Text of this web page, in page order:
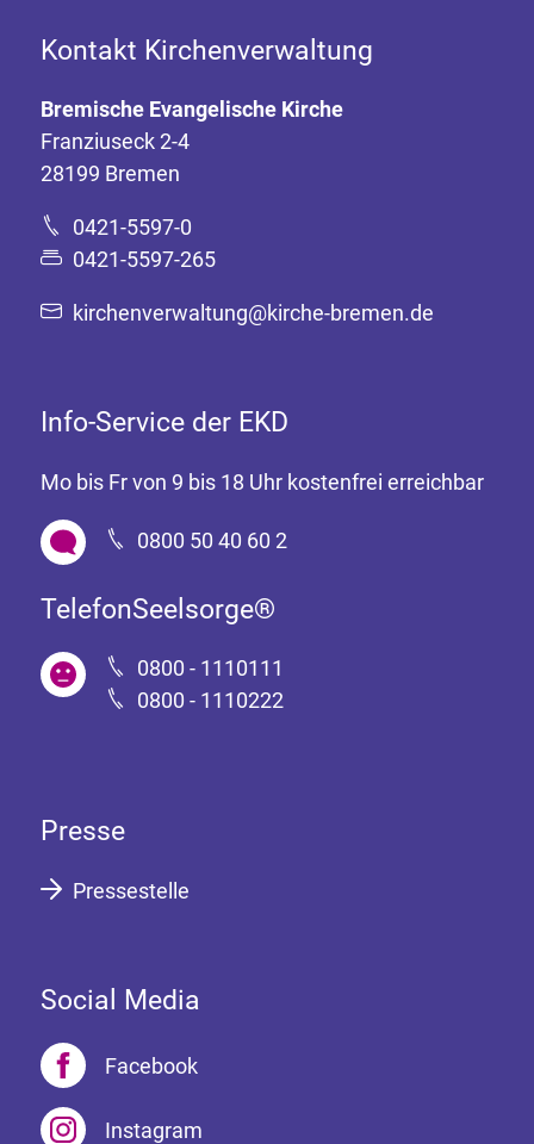
Kontakt Kirchenverwaltung
Bremische Evangelische Kirche
Franziuseck 2-4
28199 Bremen
0421-5597-0
0421-5597-265
kirchenverwaltung@kirche-bremen.de
Info-Service der EKD
Mo bis Fr von 9 bis 18 Uhr kostenfrei erreichbar
0800 50 40 60 2
TelefonSeelsorge®
0800 - 1110111
0800 - 1110222
Presse
Pressestelle
Social Media
Facebook
Instagram